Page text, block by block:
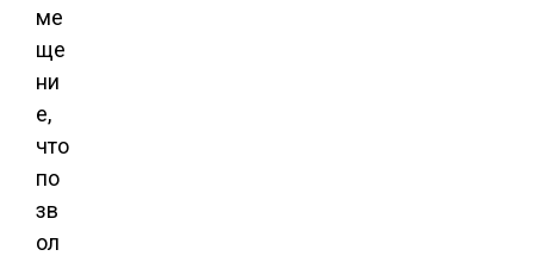
ме
ще
ни
е,
что
по
зв
ол